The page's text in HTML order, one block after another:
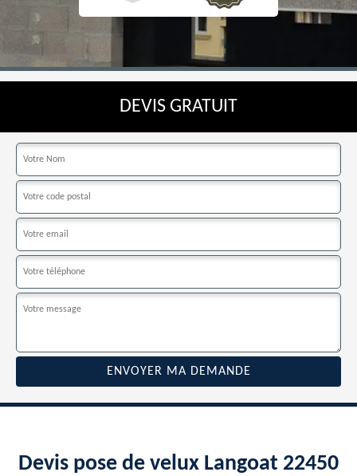
DEVIS GRATUIT
Devis pose de velux Langoat 22450